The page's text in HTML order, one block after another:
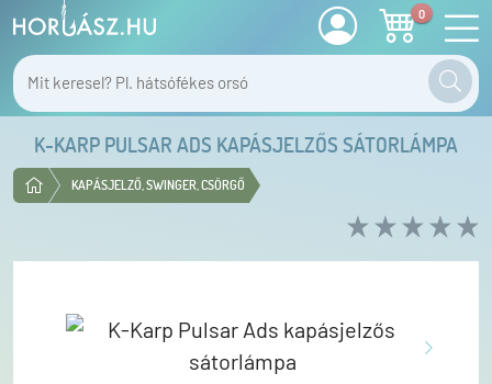
0
K-KARP PULSAR ADS KAPÁSJELZŐS SÁTORLÁMPA
KAPÁSJELZŐ, SWINGER, CSÖRGŐ